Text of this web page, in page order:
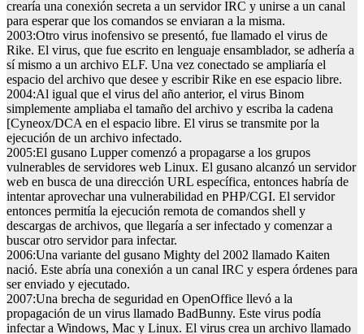
crearía una conexión secreta a un servidor IRC y unirse a un canal
para esperar que los comandos se enviaran a la misma.
2003:Otro virus inofensivo se presentó, fue llamado el virus de
Rike. El virus, que fue escrito en lenguaje ensamblador, se adhería a
sí mismo a un archivo ELF. Una vez conectado se ampliaría el
espacio del archivo que desee y escribir Rike en ese espacio libre.
2004:Al igual que el virus del año anterior, el virus Binom
simplemente ampliaba el tamaño del archivo y escriba la cadena
[Cyneox/DCA en el espacio libre. El virus se transmite por la
ejecución de un archivo infectado.
2005:El gusano Lupper comenzó a propagarse a los grupos
vulnerables de servidores web Linux. El gusano alcanzó un servidor
web en busca de una dirección URL específica, entonces habría de
intentar aprovechar una vulnerabilidad en PHP/CGI. El servidor
entonces permitía la ejecución remota de comandos shell y
descargas de archivos, que llegaría a ser infectado y comenzar a
buscar otro servidor para infectar.
2006:Una variante del gusano Mighty del 2002 llamado Kaiten
nació. Este abría una conexión a un canal IRC y espera órdenes para
ser enviado y ejecutado.
2007:Una brecha de seguridad en OpenOffice llevó a la
propagación de un virus llamado BadBunny. Este virus podía
infectar a Windows, Mac y Linux. El virus crea un archivo llamado